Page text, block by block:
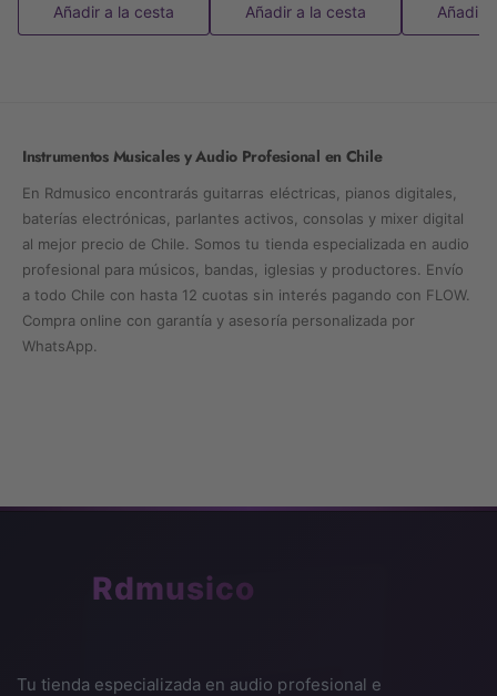
Añadir a la cesta Añadir a la cesta Añadir
Instrumentos Musicales y Audio Profesional en Chile
En Rdmusico encontrarás guitarras eléctricas, pianos digitales,
baterías electrónicas, parlantes activos, consolas y mixer digital
al mejor precio de Chile. Somos tu tienda especializada en audio
profesional para músicos, bandas, iglesias y productores. Envío
a todo Chile con hasta 12 cuotas sin interés pagando con FLOW.
Compra online con garantía y asesoría personalizada por
WhatsApp.
Rdmusico
Tu tienda especializada en audio profesional e